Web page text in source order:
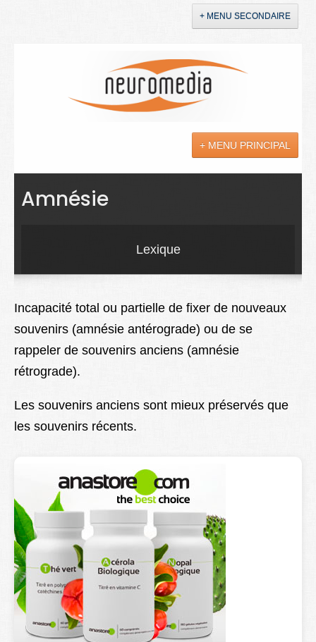
+ MENU SECONDAIRE
+ MENU PRINCIPAL
Actualités
Soins
Droit
Lexique
Better Health
Amnésie
Lexique
Incapacité total ou partielle de fixer de nouveaux
souvenirs (amnésie antérograde) ou de se
rappeler de souvenirs anciens (amnésie
rétrograde).
Les souvenirs anciens sont mieux préservés que
les souvenirs récents.